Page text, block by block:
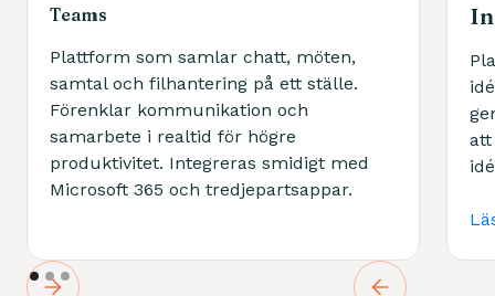
Teams
Plattform som samlar chatt, möten,
samtal och filhantering på ett ställe.
Förenklar kommunikation och
samarbete i realtid för högre
produktivitet. Integreras smidigt med
Microsoft 365 och tredjepartsappar.
att